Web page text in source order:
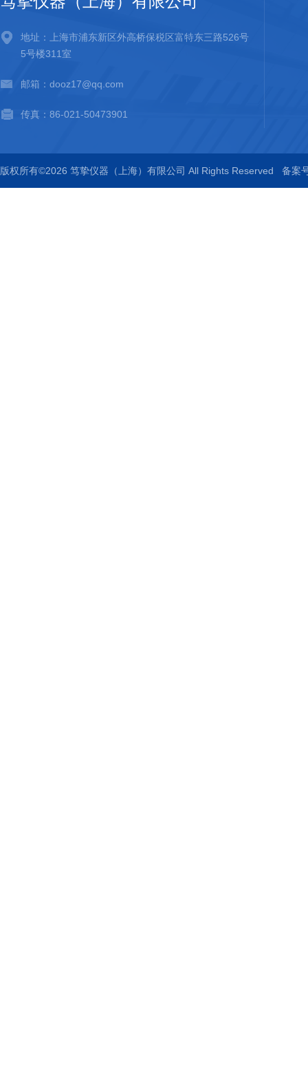
地址：上海市浦东新区外高桥保税区富特东三路526号
5号楼311室
邮箱：dooz17@qq.com
传真：86-021-50473901
版权所有©2026 笃挚仪器（上海）有限公司 All Rights Reserved 备案